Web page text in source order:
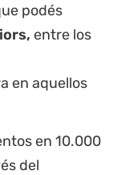
podés
entre los
en aquellos
en 10.000
del